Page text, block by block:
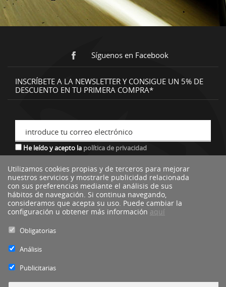
Síguenos en Facebook
INSCRÍBETE A LA NEWSLETTER Y CONSIGUE UN 5% DE
DESCUENTO EN TU PRIMERA COMPRA*
introduce tu correo electrónico
He leído y acepto la política de privacidad
*descuento no acumulable a otras ofertas o promociones.
Utilizamos cookies propias y de terceros para mejorar
nuestros servicios y mostrarle publicidad relacionada
con sus preferencias mediante el análisis de sus
hábitos de navegación. Si continua navegando,
consideramos que acepta su uso. Puede cambiar la
configuración u obtener más información aquí
Obligatorias
Análisis
Publicitarias